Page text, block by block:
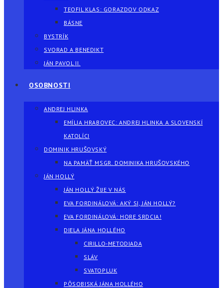
TEOFIL KLAS: GORAZDOV ODKAZ
BÁSNE
BYSTRÍK
SVORAD A BENEDIKT
JÁN PAVOL II.
OSOBNOSTI
ANDREJ HLINKA
EMÍLIA HRABOVEC: ANDREJ HLINKA A SLOVENSKÍ
KATOLÍCI
DOMINIK HRUŠOVSKÝ
NA PAMÄŤ MSGR. DOMINIKA HRUŠOVSKÉHO
JÁN HOLLÝ
JÁN HOLLÝ ŽIJE V NÁS
EVA FORDINÁLOVÁ: AKÝ SI, JÁN HOLLÝ?
EVA FORDINÁLOVÁ: HORE SRDCIA!
DIELA JÁNA HOLLÉHO
CIRILLO-METODIADA
SLÁV
SVATOPLUK
PÔSOBISKÁ JÁNA HOLLÉHO